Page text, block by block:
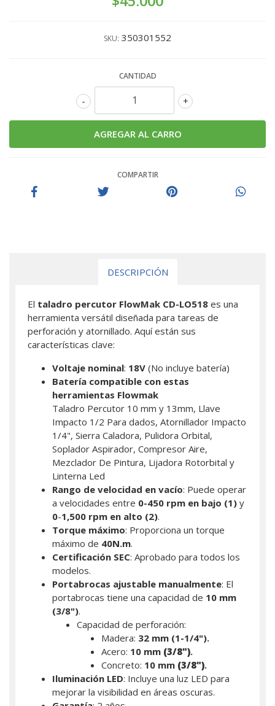
SKU: 350301552
CANTIDAD
+
-
COMPARTIR
DESCRIPCIÓN
El taladro percutor FlowMak CD-LO518 es una
herramienta versátil diseñada para tareas de
perforación y atornillado. Aquí están sus
características clave:
Voltaje nominal: 18V (No incluye batería)
Batería compatible con estas
herramientas Flowmak
Taladro Percutor 10 mm y 13mm, Llave
Impacto 1/2 Para dados, Atornillador Impacto
1/4", Sierra Caladora, Pulidora Orbital,
Soplador Aspirador, Compresor Aire,
Mezclador De Pintura, Lijadora Rotorbital y
Linterna Led
Rango de velocidad en vacío: Puede operar
a velocidades entre 0-450 rpm en bajo (1) y
0-1,500 rpm en alto (2).
Torque máximo: Proporciona un torque
máximo de 40N.m.
Certificación SEC: Aprobado para todos los
modelos.
Portabrocas ajustable manualmente: El
portabrocas tiene una capacidad de 10 mm
(3/8").
Capacidad de perforación:
Madera: 32 mm (1-1/4").
Acero: 10 mm (3/8").
Concreto: 10 mm (3/8").
Iluminación LED: Incluye una luz LED para
mejorar la visibilidad en áreas oscuras.